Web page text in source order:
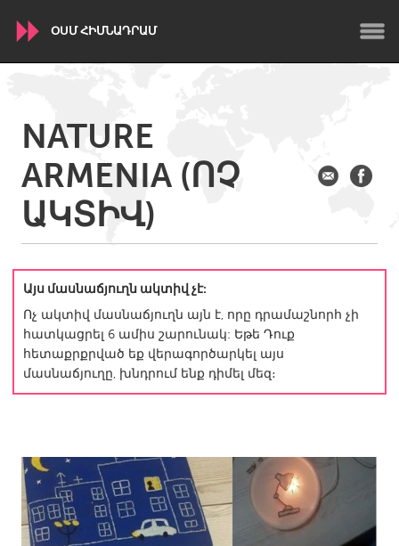
ՕՍՄ ՀԻՄՆԱԴՐԱՄ
Conservation and Climate
Dragon Dreaming
On the Water
ARMENIA
Javakhk
Yerevan
AUSTRALIA
Adelaide
Fleurieu
Lake Mac
Lower Hunter
Newcastle
Sydney
Amherstburg
Kingston
Kitchener-Waterloo
New Glasgow
Newmarket
Ottawa
NATURE
ARMENIA (ՈՉ
ԱԿՏԻՎ)
Այս մասնաճյուղն ակտիվ չէ:
Ոչ ակտիվ մասնաճյուղն այն է, որը դրամաշնորհ չի
հատկացրել 6 ամիս շարունակ: Եթե Դուք
հետաքրքրված եք վերագործարկել այս
մասնաճյուղը, խնդրում ենք դիմել մեզ։